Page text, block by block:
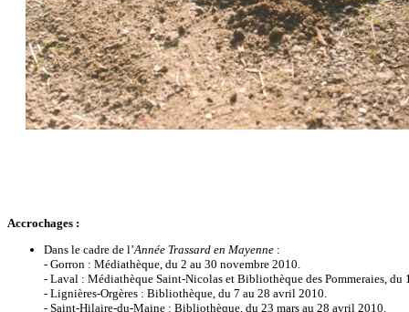
Accrochages :
Dans le cadre de l’Année Trassard en Mayenne :
- Gorron : Médiathèque, du 2 au 30 novembre 2010.
- Laval : Médiathèque Saint-Nicolas et Bibliothèque des Pommeraies, du
- Lignières-Orgères : Bibliothèque, du 7 au 28 avril 2010.
- Saint-Hilaire-du-Maine : Bibliothèque, du 23 mars au 28 avril 2010.